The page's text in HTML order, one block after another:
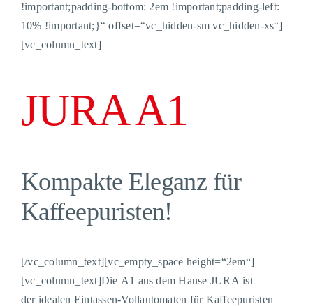
!important;padding-bottom: 2em !important;padding-left:
10% !important;}“ offset=“vc_hidden-sm vc_hidden-xs“]
[vc_column_text]
JURA A1
Kompakte Eleganz für
Kaffeepuristen!
[/vc_column_text][vc_empty_space height=“2em“]
[vc_column_text]Die A1 aus dem Hause JURAist
deridealen Eintassen-Vollautomaten für Kaffeepuristen